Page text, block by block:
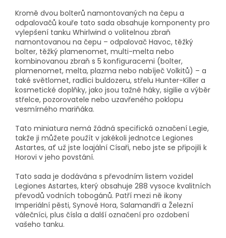
Kromě dvou bolterů namontovaných na čepu a
odpalovačů kouře tato sada obsahuje komponenty pro
vylepšení tanku Whirlwind o volitelnou zbraň
namontovanou na čepu – odpalovač Havoc, těžký
bolter, těžký plamenomet, multi-melta nebo
kombinovanou zbraň s 5 konfiguracemi (bolter,
plamenomet, melta, plazma nebo nabíječ Volkitů) – a
také světlomet, radlici buldozeru, střelu Hunter-Killer a
kosmetické doplňky, jako jsou tažné háky, sigilie a výběr
střelce, pozorovatele nebo uzavřeného poklopu
vesmírného mariňáka.
Tato miniatura nemá žádná specifická označení Legie,
takže ji můžete použít v jakékoli jednotce Legiones
Astartes, ať už jste loajální Císaři, nebo jste se připojili k
Horovi v jeho povstání.
Tato sada je dodávána s převodním listem vozidel
Legiones Astartes, který obsahuje 288 vysoce kvalitních
převodů vodních tobogánů. Patří mezi ně ikony
Imperiální pěsti, Synové Hora, Salamandři a Železní
válečníci, plus čísla a další označení pro ozdobení
vašeho tanku.